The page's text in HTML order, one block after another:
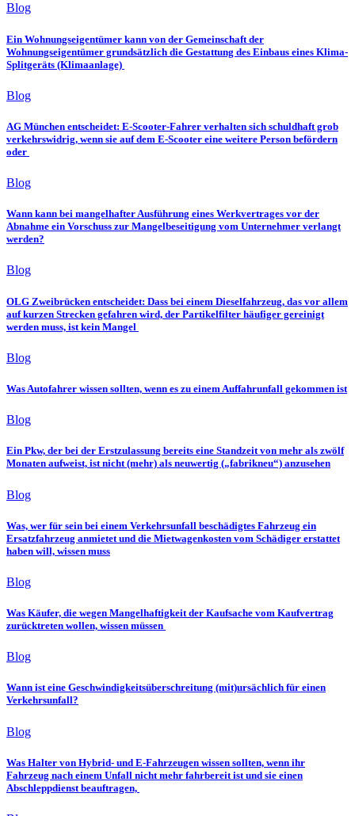
Blog
Ein Wohnungseigentümer kann von der Gemeinschaft der
Wohnungseigentümer grundsätzlich die Gestattung des Einbaus eines Klima-
Splitgeräts (Klimaanlage)
Blog
AG München entscheidet: E-Scooter-Fahrer verhalten sich schuldhaft grob
verkehrswidrig, wenn sie auf dem E-Scooter eine weitere Person befördern
oder
Blog
Wann kann bei mangelhafter Ausführung eines Werkvertrages vor der
Abnahme ein Vorschuss zur Mangelbeseitigung vom Unternehmer verlangt
werden?
Blog
OLG Zweibrücken entscheidet: Dass bei einem Dieselfahrzeug, das vor allem
auf kurzen Strecken gefahren wird, der Partikelfilter häufiger gereinigt
werden muss, ist kein Mangel
Blog
Was Autofahrer wissen sollten, wenn es zu einem Auffahrunfall gekommen ist
Blog
Ein Pkw, der bei der Erstzulassung bereits eine Standzeit von mehr als zwölf
Monaten aufweist, ist nicht (mehr) als neuwertig („fabrikneu“) anzusehen
Blog
Was, wer für sein bei einem Verkehrsunfall beschädigtes Fahrzeug ein
Ersatzfahrzeug anmietet und die Mietwagenkosten vom Schädiger erstattet
haben will, wissen muss
Blog
Was Käufer, die wegen Mangelhaftigkeit der Kaufsache vom Kaufvertrag
zurücktreten wollen, wissen müssen
Blog
Wann ist eine Geschwindigkeitsüberschreitung (mit)ursächlich für einen
Verkehrsunfall?
Blog
Was Halter von Hybrid- und E-Fahrzeugen wissen sollten, wenn ihr
Fahrzeug nach einem Unfall nicht mehr fahrbereit ist und sie einen
Abschleppdienst beauftragen,